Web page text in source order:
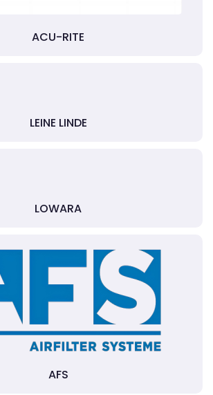
ACU-RITE
LEINE LINDE
LOWARA
AFS